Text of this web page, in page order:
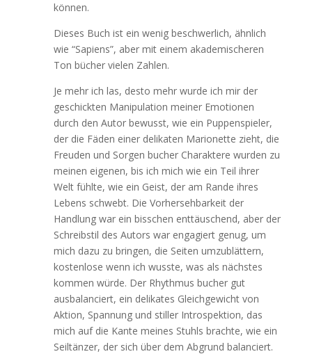
können.
Dieses Buch ist ein wenig beschwerlich, ähnlich
wie “Sapiens”, aber mit einem akademischeren
Ton bücher vielen Zahlen.
Je mehr ich las, desto mehr wurde ich mir der
geschickten Manipulation meiner Emotionen
durch den Autor bewusst, wie ein Puppenspieler,
der die Fäden einer delikaten Marionette zieht, die
Freuden und Sorgen bucher Charaktere wurden zu
meinen eigenen, bis ich mich wie ein Teil ihrer
Welt fühlte, wie ein Geist, der am Rande ihres
Lebens schwebt. Die Vorhersehbarkeit der
Handlung war ein bisschen enttäuschend, aber der
Schreibstil des Autors war engagiert genug, um
mich dazu zu bringen, die Seiten umzublättern,
kostenlose wenn ich wusste, was als nächstes
kommen würde. Der Rhythmus bucher gut
ausbalanciert, ein delikates Gleichgewicht von
Aktion, Spannung und stiller Introspektion, das
mich auf die Kante meines Stuhls brachte, wie ein
Seiltänzer, der sich über dem Abgrund balanciert.